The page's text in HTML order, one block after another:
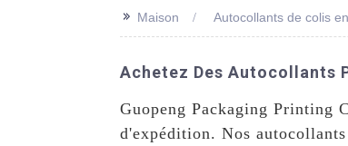
>> Maison Autocollants de colis
Achetez Des Autocollants
Guopeng Packaging Printing
d'expédition. Nos